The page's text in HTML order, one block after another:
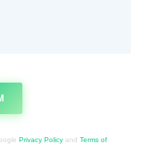
Privacy Policy and Terms of